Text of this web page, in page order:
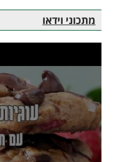
מתכוני וידאו